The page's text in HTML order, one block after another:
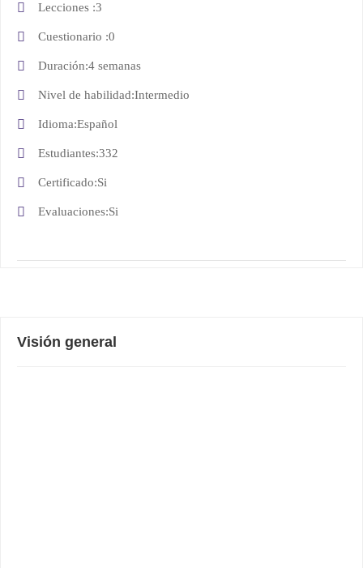
Visión general
Lecciones 3
Cuestionario 0
Duración 4 semanas
Nivel de habilidad Intermedio
Idioma Español
Estudiantes 332
Certificado Si
Evaluaciones Si